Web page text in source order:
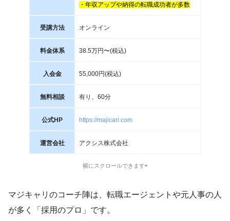
・年収アップや納得の転職成功者が多数
受講方法 オンライン
料金体系 38.5万円〜(税込)
入会金 55,000円(税込)
無料相談 有り、60分
公式HP https://majicari.com
運営会社 アクシス株式会社
横にスクロールできます⇨
マジキャリのコーチ陣は、転職エージェントや元人事の人
が多く「採用のプロ」です。